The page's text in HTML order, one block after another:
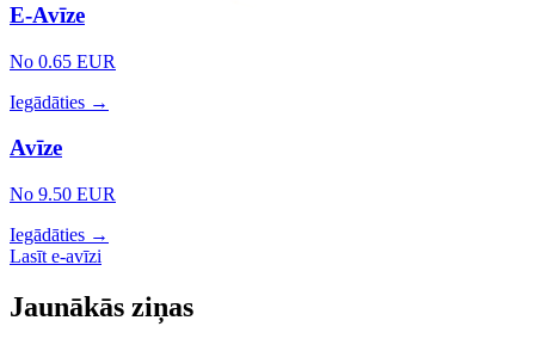
E-Avīze
No 0.65 EUR
Iegādāties →
Avīze
No 9.50 EUR
Iegādāties →
Lasīt e-avīzi
Jaunākās ziņas